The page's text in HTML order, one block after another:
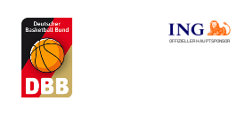
OFFIZIELLER HAUPTSPONSOR